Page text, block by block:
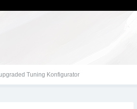
Tuning Konfigurator